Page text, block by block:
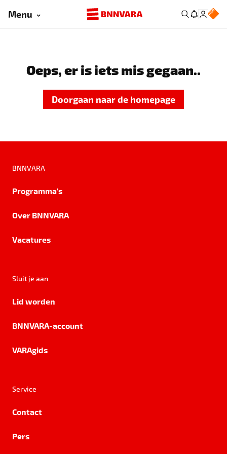
Menu
Oeps, er is iets mis gegaan..
Doorgaan naar de homepage
BNNVARA
Programma's
Over BNNVARA
Vacatures
Sluit je aan
Lid worden
BNNVARA-account
VARAgids
Service
Contact
Pers